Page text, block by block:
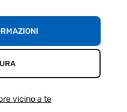
vicino a te